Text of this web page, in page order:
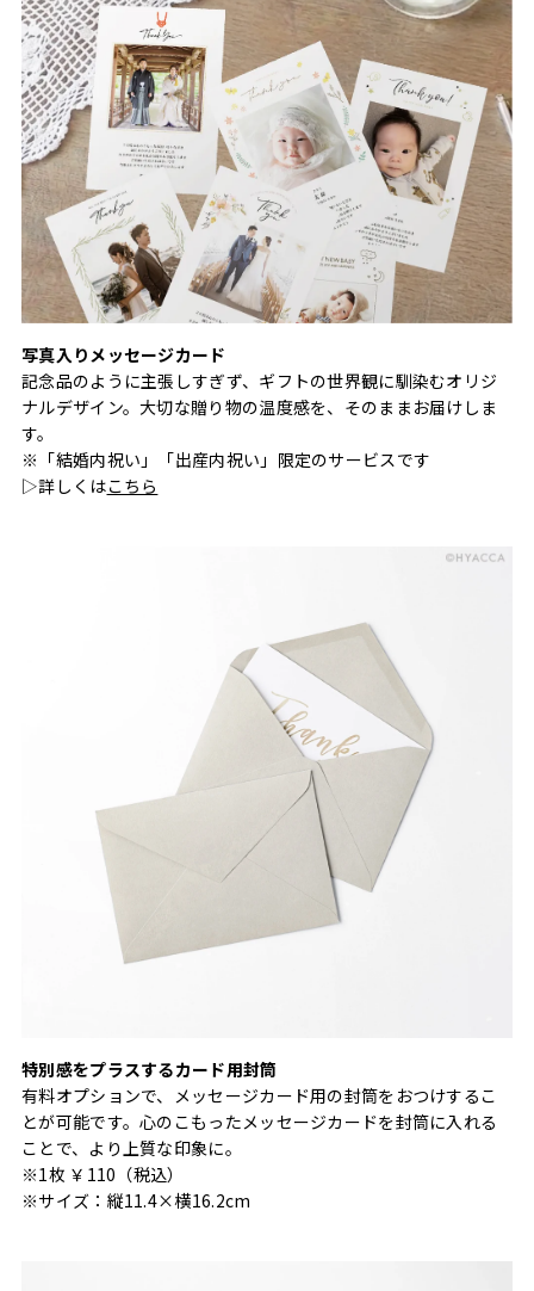
写真入りメッセージカード
記念品のように主張しすぎず、ギフトの世界観に馴染むオリジ
ナルデザイン。大切な贈り物の温度感を、そのままお届けしま
す。
※「結婚内祝い」「出産内祝い」限定のサービスです
▷詳しくはこちら
特別感をプラスするカード用封筒
有料オプションで、メッセージカード用の封筒をおつけするこ
とが可能です。心のこもったメッセージカードを封筒に入れる
ことで、より上質な印象に。
※1枚 ￥110（税込）
※サイズ：縦11.4×横16.2cm